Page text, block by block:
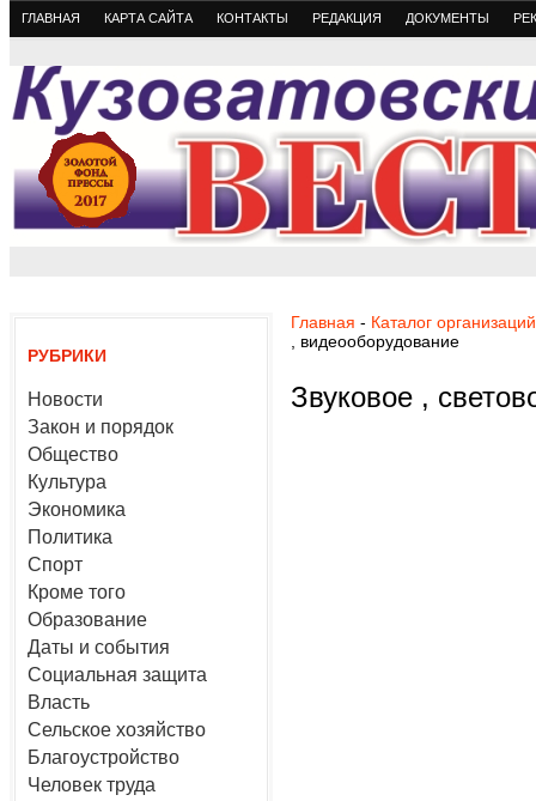
ГЛАВНАЯ КАРТА САЙТА КОНТАКТЫ РЕДАКЦИЯ ДОКУМЕНТЫ
РУБРИКИ
Новости
Закон и порядок
Общество
Культура
Экономика
Политика
Спорт
Кроме того
Образование
Даты и события
Социальная защита
Власть
Сельское хозяйство
Благоустройство
Человек труда
Главная - Каталог организаций
, видеооборудование
Звуковое ,